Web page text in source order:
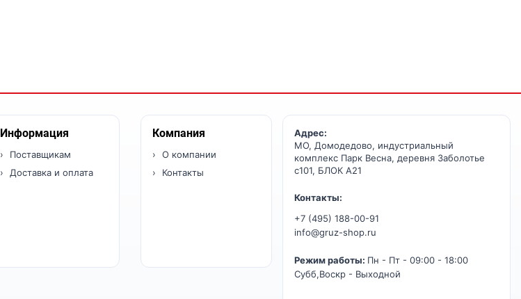
Информация
Поставщикам
Доставка и оплата
Компания
О компании
Контакты
Адрес:
МО, Домодедово, индустриальный
комплекс Парк Весна, деревня Заболотье
с101, БЛОК А21
Контакты:
+7 (495) 188-00-91
info@gruz-shop.ru
Режим работы: Пн - Пт - 09:00 - 18:00
Субб,Воскр - Выходной